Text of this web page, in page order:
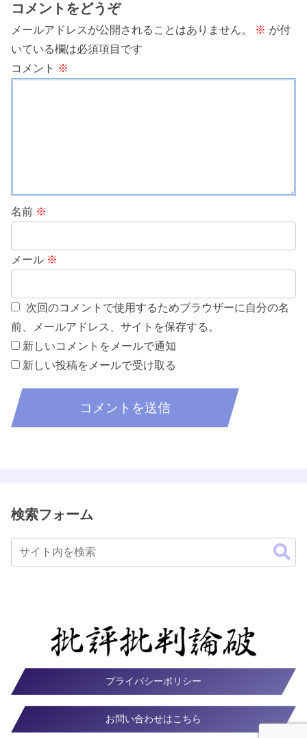
コメントをどうぞ
メールアドレスが公開されることはありません。 ※ が付
いている欄は必須項目です
コメント ※
名前 ※
メール ※
次回のコメントで使用するためブラウザーに自分の名
前、メールアドレス、サイトを保存する。
新しいコメントをメールで通知
新しい投稿をメールで受け取る
検索フォーム
プライバシーポリシー
お問い合わせはこちら